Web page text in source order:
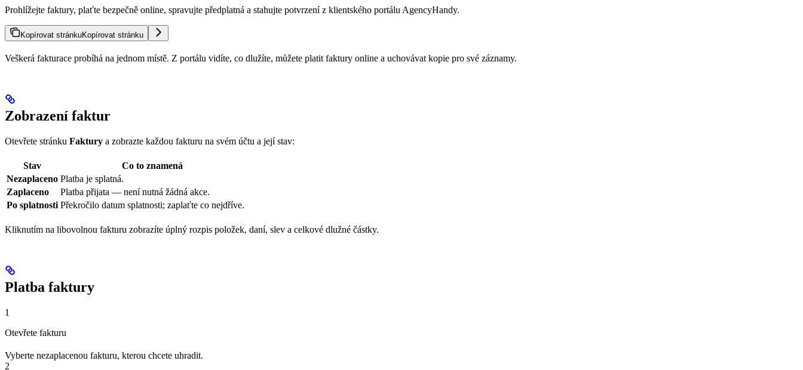
Prohlížejte faktury, plaťte bezpečně online, spravujte předplatná a stahujte potvrzení z klientského portálu AgencyHandy.
Kopírovat stránkuKopírovat stránku
Veškerá fakturace probíhá na jednom místě. Z portálu vidíte, co dlužíte, můžete platit faktury online a uchovávat kopie pro své záznamy.
Zobrazení faktur
Otevřete stránku Faktury a zobrazte každou fakturu na svém účtu a její stav:
Stav
Co to znamená
Nezaplaceno Platba je splatná.
Zaplaceno
Platba přijata — není nutná žádná akce.
Po splatnosti Překročilo datum splatnosti; zaplaťte co nejdříve.
Kliknutím na libovolnou fakturu zobrazíte úplný rozpis položek, daní, slev a celkové dlužné částky.
Platba faktury
1
Otevřete fakturu
Vyberte nezaplacenou fakturu, kterou chcete uhradit.
2